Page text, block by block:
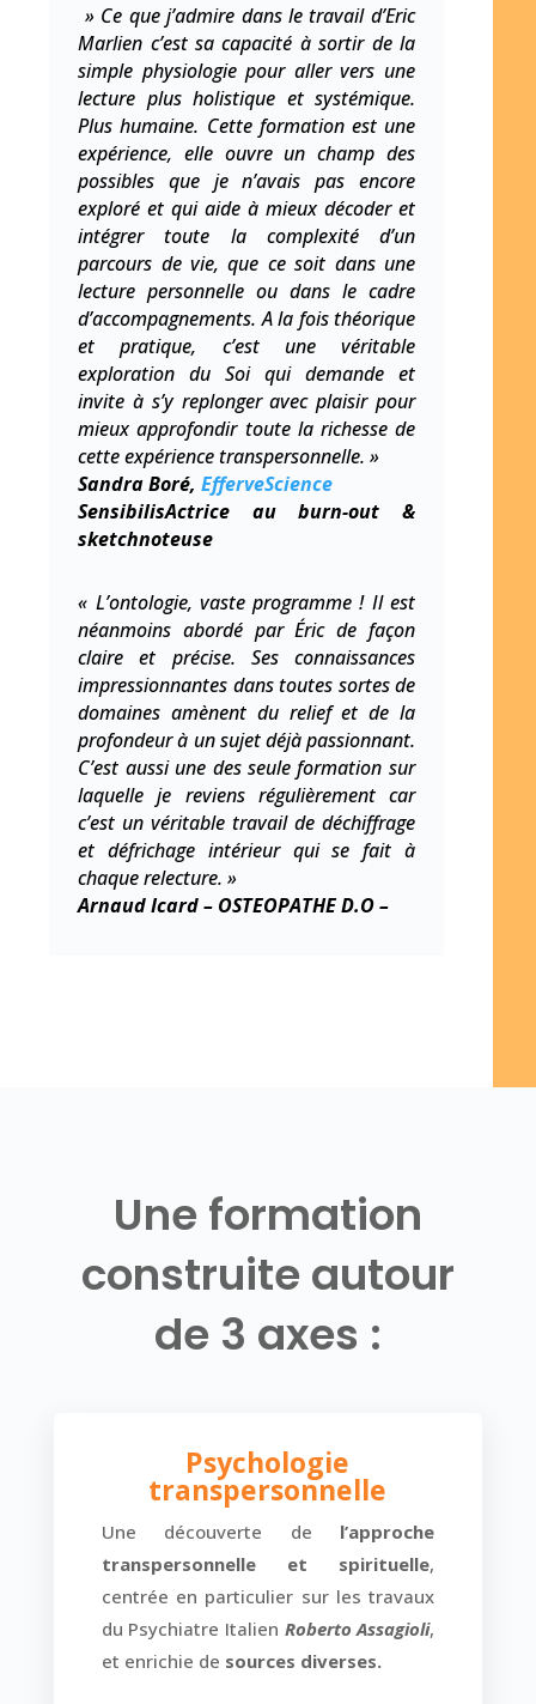
» Ce que j’admire dans le travail d’Eric
Marlien c’est sa capacité à sortir de la
simple physiologie pour aller vers une
lecture plus holistique et systémique.
Plus humaine. Cette formation est une
expérience, elle ouvre un champ des
possibles que je n’avais pas encore
exploré et qui aide à mieux décoder et
intégrer toute la complexité d’un
parcours de vie, que ce soit dans une
lecture personnelle ou dans le cadre
d’accompagnements. A la fois théorique
et pratique, c’est une véritable
exploration du Soi qui demande et
invite à s’y replonger avec plaisir pour
mieux approfondir toute la richesse de
cette expérience transpersonnelle. »
Sandra Boré,EfferveScience
SensibilisActrice au burn-out &
sketchnoteuse
« L’ontologie, vaste programme ! Il est
néanmoins abordé par Éric de façon
claire et précise. Ses connaissances
impressionnantes dans toutes sortes de
domaines amènent du relief et de la
profondeur à un sujet déjà passionnant.
C’est aussi une des seule formation sur
laquelle je reviens régulièrement car
c’est un véritable travail de déchiffrage
etdéfrichage intérieur qui se fait à
chaque relecture. »
Arnaud Icard – OSTEOPATHE D.O –
Une formation
construite autour
de 3 axes :
Psychologie
transpersonnelle
Une découverte de l’approche
transpersonnelle et spirituelle,
centrée en particulier sur les travaux
du Psychiatre Italien Roberto Assagioli,
et enrichie de sources diverses.